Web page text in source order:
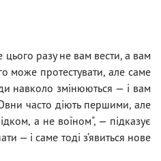
цього разу не вам вести, а вам
може протестувати, але саме
навколо змінюються — і вам
часто діють першими, але
а не воїном", — підказує
— і саме тоді з’явиться нове